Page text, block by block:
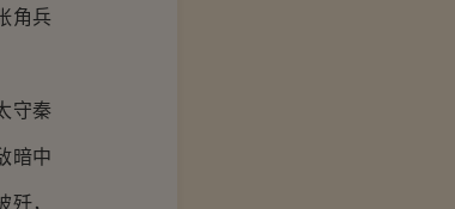
角兵
守秦
暗中
，